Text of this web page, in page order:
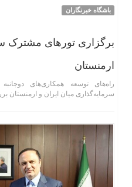
باشگاه خبرنگاران
برگزاری تور‌های مشترک
ارمنستان
راه‌های توسعه همکاری‌های
سرمایه‌گذاری میان ایران و ارمنستان